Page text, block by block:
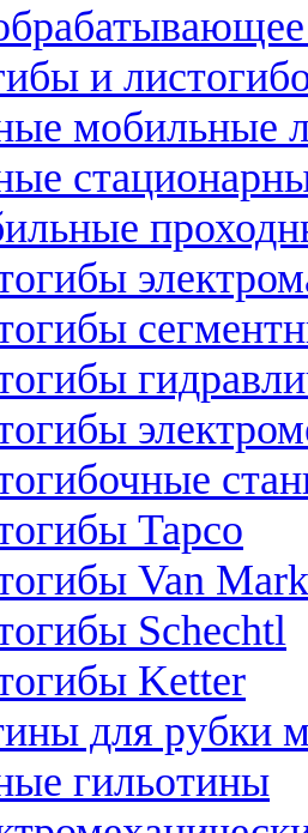
и
мобильные
Tapco
Van Mark
Schechtl
Ketter
для рубки
гильотины